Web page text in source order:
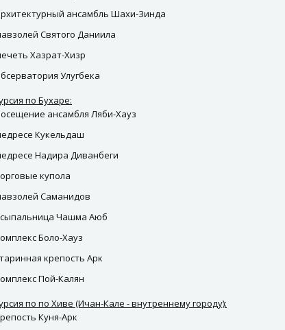
ансамбль Шахи-Зинда
Святого Даниила
Хазрат-Хизр
Улугбека
по Бухаре:
ансамбля Ляби-Хауз
Кукельдаш
Надира Диванбеги
купола
Саманидов
Чашма Аюб
Боло-Хауз
крепость Арк
Пой-Калян
по по Хиве (Ичан-Кале - внутреннему городу):
Куня-Арк